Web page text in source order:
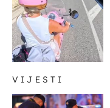
VIJESTI